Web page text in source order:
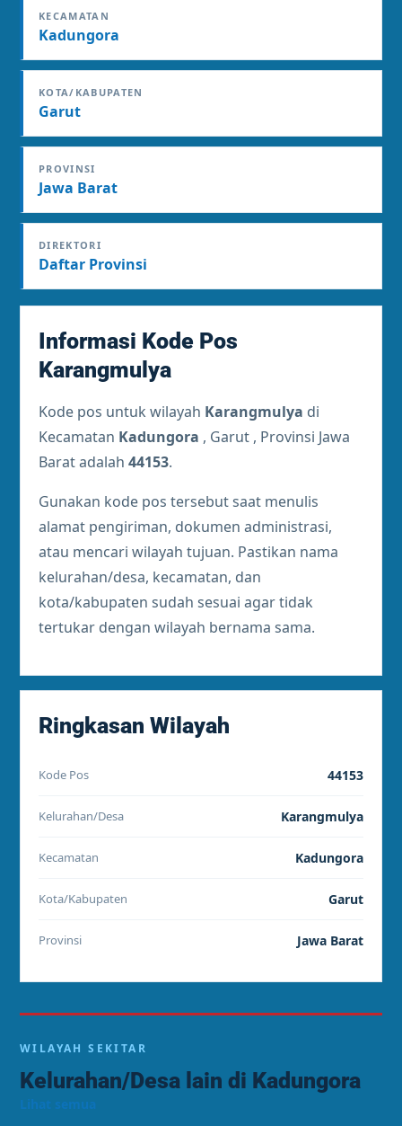
KECAMATAN
Kadungora
KOTA/KABUPATEN
Garut
PROVINSI
Jawa Barat
DIREKTORI
Daftar Provinsi
Informasi Kode Pos
Karangmulya
Kode pos untuk wilayah Karangmulya di
Kecamatan Kadungora , Garut , Provinsi Jawa
Barat adalah 44153.
Gunakan kode pos tersebut saat menulis
alamat pengiriman, dokumen administrasi,
atau mencari wilayah tujuan. Pastikan nama
kelurahan/desa, kecamatan, dan
kota/kabupaten sudah sesuai agar tidak
tertukar dengan wilayah bernama sama.
Ringkasan Wilayah
Kode Pos 44153
Kelurahan/Desa Karangmulya
Kecamatan Kadungora
Kota/Kabupaten Garut
Provinsi Jawa Barat
WILAYAH SEKITAR
Kelurahan/Desa lain di Kadungora
Lihat semua